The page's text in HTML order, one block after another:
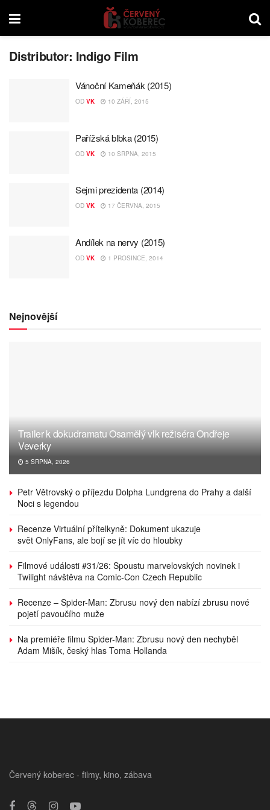
Distributor: Indigo Film
Vánoční Kameňák (2015)
OD VK 10 ZÁŘÍ, 2015
Pařížská blbka (2015)
OD VK 10 SRPNA, 2015
Sejmi prezidenta (2014)
OD VK 17 ČERVNA, 2015
Andílek na nervy (2015)
OD VK 1 PROSINCE, 2014
Nejnovější
Trailer k dokudramatu Osamělý vlk režiséra Ondřeje
Veverky
5 SRPNA, 2026
Petr Větrovský o příjezdu Dolpha Lundgrena do Prahy a další
Noci s legendou
Recenze Virtuální přítelkyně: Dokument ukazuje
svět OnlyFans, ale bojí se jít víc do hloubky
Filmové události #31/26: Spoustu marvelovských novinek i
Twilight návštěva na Comic-Con Czech Republic
Recenze – Spider-Man: Zbrusu nový den nabízí zbrusu nové
pojetí pavoučího muže
Na premiéře filmu Spider-Man: Zbrusu nový den nechyběl
Adam Mišík, český hlas Toma Hollanda
Červený koberec - filmy, kino, zábava